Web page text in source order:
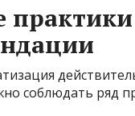
соблюдать ряд